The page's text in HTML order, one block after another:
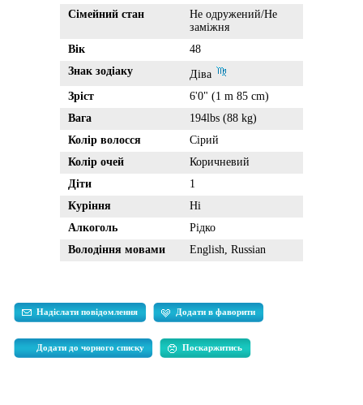
Сімейний стан
Не одружений/Не
заміжня
Вік
48
Знак зодіаку
Діва
Зріст
6'0" (1 m 85 cm)
Вага
194lbs (88 kg)
Колір волосся
Сірий
Колір очей
Коричневий
Діти
1
Куріння
Ні
Алкоголь
Рідко
Володіння мовами
English, Russian
Надіслати повідомлення Додати в фаворити
Додати до чорного списку Поскаржитись